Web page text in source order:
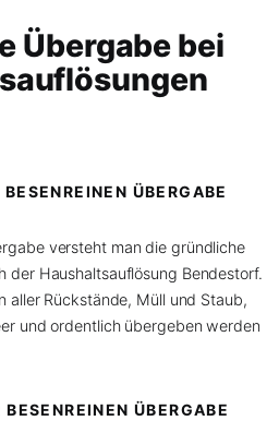
Übergabe bei
ÜBERGABE
versteht man die gründliche
der Haushaltsauflösung Bendestorf.
aller Rückstände, Müll und Staub,
und ordentlich übergeben werden
ÜBERGABE